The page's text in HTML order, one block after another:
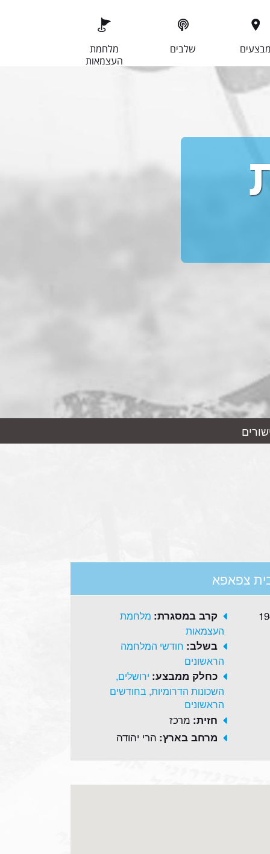
מלחמת
העצמאות
שלבים
צפאפא
קרב במסגרת: מלחמת
העצמאות
בשלב: חודשי המלחמה
הראשונים
כחלק ממבצע: ירושלים,
השכונות הדרומיות, בחודשים
הראשונים
חזית: מרכז
מרחב בארץ: הרי יהודה